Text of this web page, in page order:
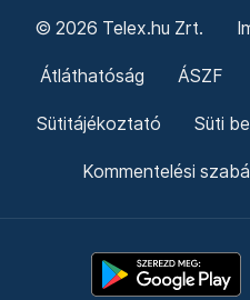
© 2026 Telex.hu Zrt.
Átláthatóság ÁSZF
Sütitájékoztató Süti
Kommentelési